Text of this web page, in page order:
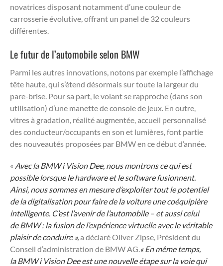
novatrices disposant notamment d’une couleur de
carrosserie évolutive, offrant un panel de 32 couleurs
différentes.
Le futur de l’automobile selon BMW
Parmi les autres innovations, notons par exemple l’affichage
tête haute, qui s’étend désormais sur toute la largeur du
pare-brise. Pour sa part, le volant se rapproche (dans son
utilisation) d’une manette de console de jeux. En outre,
vitres à gradation, réalité augmentée, accueil personnalisé
des conducteur/occupants en son et lumières, font partie
des nouveautés proposées par BMW en ce début d’année.
« Avec laBMWi Vision Dee, nous montrons ce qui est
possible lorsque le hardware et le software fusionnent.
Ainsi, nous sommes en mesure d’exploiter tout le potentiel
de la digitalisation pour faire de la voiture une coéquipière
intelligente. C’est l’avenir de l’automobile – et aussi celui
deBMW: la fusion de l’expérience virtuelle avec le véritable
plaisir de conduire »,a déclaré Oliver Zipse, Président du
Conseil d’administration de BMWAG.« En même temps,
laBMWi Vision Dee est une nouvelle étape sur la voie qui